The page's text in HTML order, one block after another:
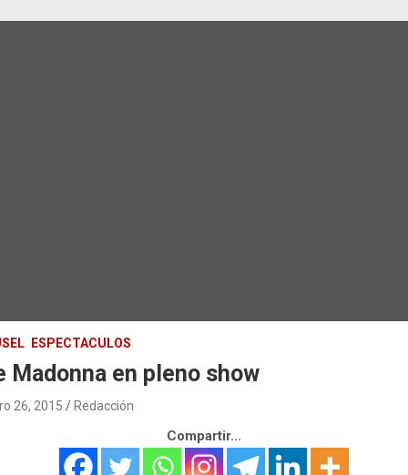
ESPECTACULOS
Madonna en pleno show
26, 2015 Redacción
Compartir...